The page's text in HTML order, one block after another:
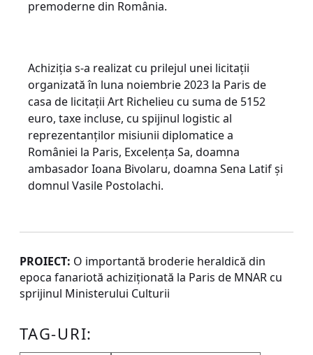
premoderne din România.
Achiziția s-a realizat cu prilejul unei licitații
organizată în luna noiembrie 2023 la Paris de
casa de licitații Art Richelieu cu suma de 5152
euro, taxe incluse, cu spijinul logistic al
reprezentanților misiunii diplomatice a
României la Paris, Excelența Sa, doamna
ambasador Ioana Bivolaru, doamna Sena Latif și
domnul Vasile Postolachi.
PROIECT: O importantă broderie heraldică din
epoca fanariotă achiziționată la Paris de MNAR cu
sprijinul Ministerului Culturii
TAG-URI: